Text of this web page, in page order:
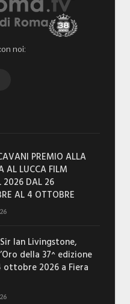
noi:
PREMIO ALLA
AL LUCCA FILM
2026 DAL 26
AL 4 OTTOBRE
Ian Livingstone,
della 37^ edizione
ottobre 2026 a Fiera